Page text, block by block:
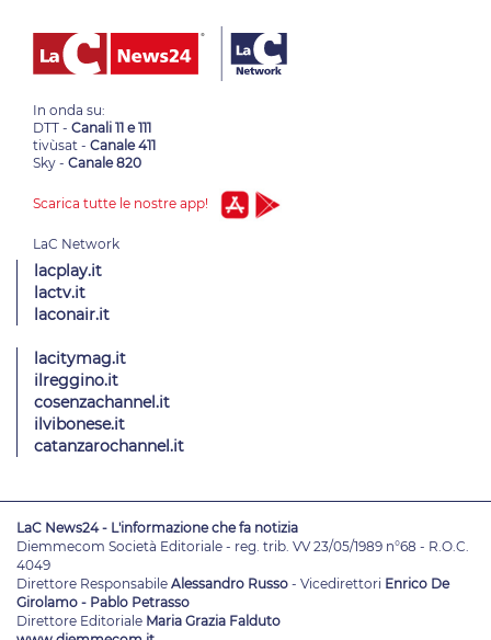
In onda su:
DTT - Canali 11 e 111
tivùsat - Canale 411
Sky - Canale 820
Scarica tutte le nostre app!
lacplay.it
lactv.it
laconair.it
lacitymag.it
ilreggino.it
cosenzachannel.it
ilvibonese.it
catanzarochannel.it
LaC News24 - L'informazione che fa notizia
Diemmecom Società Editoriale - reg. trib. VV 23/05/1989 n°68 - R.O.C.
4049
Direttore Responsabile Alessandro Russo - Vicedirettori Enrico De
Girolamo - Pablo Petrasso
Direttore Editoriale Maria Grazia Falduto